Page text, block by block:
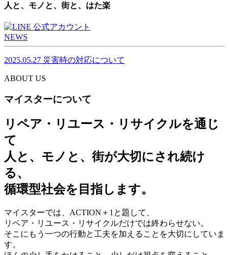
人と、モノと、街と、はた楽
NEWS
2025.05.27 災害時の対応について
ABOUT US
マイスターについて
リペア・リユース・リサイクルを通じ
て
人と、モノと、街が大切にされ続け
る、
循環型社会を目指します。
マイスターでは、ACTION＋1と題して、
リペア・リユース・リサイクルだけでは終わらせない。
そこにもう一つの行動と工夫を加えることを大切にしていま
す。